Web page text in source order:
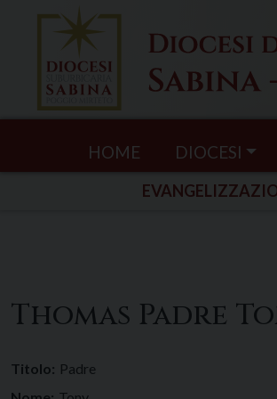
HOME DIOCESI
Thomas Padre
Titolo: Padre